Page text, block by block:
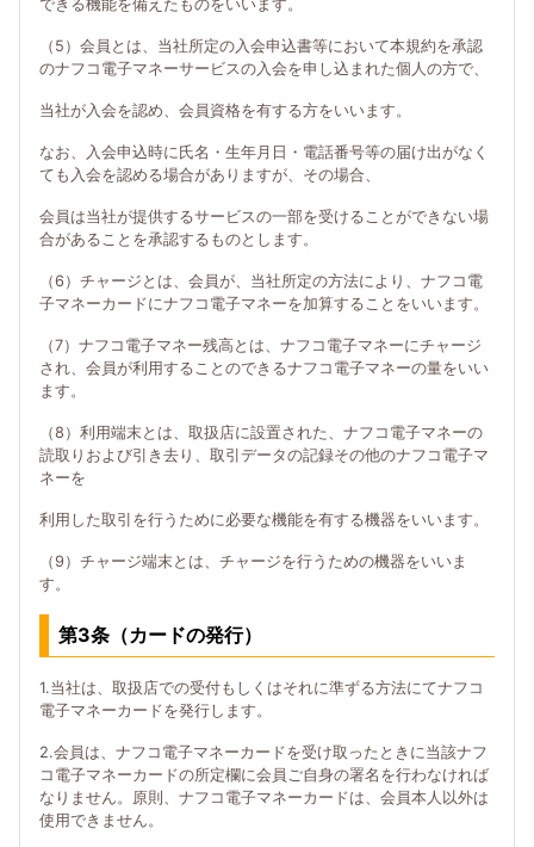
できる機能を備えたものをいいます。
（5）会員とは、当社所定の入会申込書等において本規約を承認
のナフコ電子マネーサービスの入会を申し込まれた個人の方で、
当社が入会を認め、会員資格を有する方をいいます。
なお、入会申込時に氏名・生年月日・電話番号等の届け出がなく
ても入会を認める場合がありますが、その場合、
会員は当社が提供するサービスの一部を受けることができない場
合があることを承認するものとします。
（6）チャージとは、会員が、当社所定の方法により、ナフコ電
子マネーカードにナフコ電子マネーを加算することをいいます。
（7）ナフコ電子マネー残高とは、ナフコ電子マネーにチャージ
され、会員が利用することのできるナフコ電子マネーの量をいい
ます。
（8）利用端末とは、取扱店に設置された、ナフコ電子マネーの
読取りおよび引き去り、取引データの記録その他のナフコ電子マ
ネーを
利用した取引を行うために必要な機能を有する機器をいいます。
（9）チャージ端末とは、チャージを行うための機器をいいま
す。
第3条（カードの発行）
1.当社は、取扱店での受付もしくはそれに準ずる方法にてナフコ
電子マネーカードを発行します。
2.会員は、ナフコ電子マネーカードを受け取ったときに当該ナフ
コ電子マネーカードの所定欄に会員ご自身の署名を行わなければ
なりません。原則、ナフコ電子マネーカードは、会員本人以外は
使用できません。